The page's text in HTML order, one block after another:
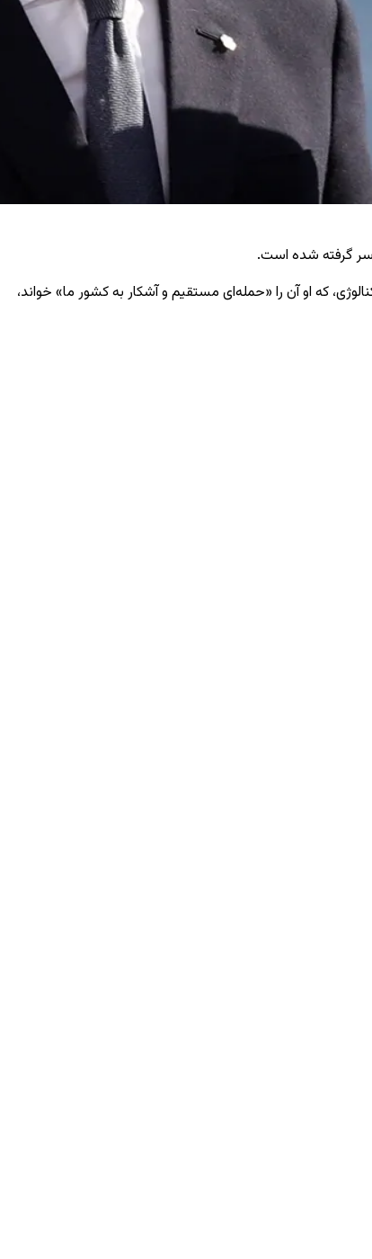
سر گرفته شده است.
که او آن را «حمله‌ای مستقیم و آشکار به کشور ما» خواند،